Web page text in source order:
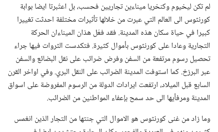
لم تكن ليخيوم وكنخريا ميناءين تجاريين فحسب،‏ بل اعتُبرتا ايضا بوابة
كورنثوس الى العالم التي عبرت من خلالها تأثيرات مختلفة احدثت تغييرا
كبيرا في حياة سكان هذه المدينة.‏ فقد فعّل هذان الميناءان الحركة
التجارية وعادا على كورنثوس بأموال كثيرة.‏ فتكدست الثروات فيها جراء
تحصيل رسوم مرتفعة من السفن وفرض ضرائب على نقل البضائع والسفن
عبر البرزخ.‏ كما استوفت المدينة الضرائب على النقل البري.‏ وفي اواخر القرن
السابع قبل الميلاد،‏ ارتفعت ايرادات الدولة من الرسوم المفروضة على اسواق
المدينة ومرفأيها الى حد سمح بإعفاء المواطنين من الضرائب.‏
وما زاد من غنى كورنثوس هو الاموال التي جنتها من التجار الذين انغمس